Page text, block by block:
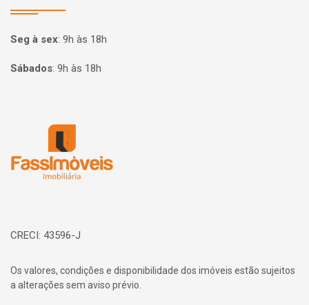
Seg à sex: 9h às 18h
Sábados: 9h às 18h
CRECI: 43596-J
Os valores, condições e disponibilidade dos imóveis estão sujeitos
a alterações sem aviso prévio.